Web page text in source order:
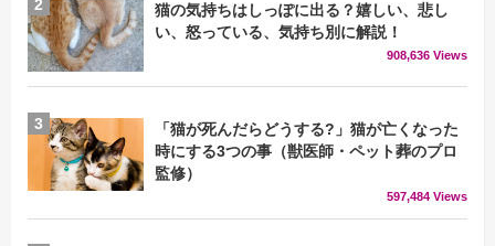
猫の気持ちはしっぽに出る？嬉しい、悲し
い、怒っている、気持ち別に解説！
908,636 Views
「猫が死んだらどうする?」猫が亡くなった
時にする3つの事（獣医師・ペット葬のプロ
監修）
597,484 Views